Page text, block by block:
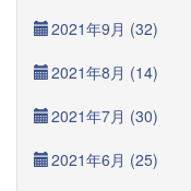
2021年9月 (32)
2021年8月 (14)
2021年7月 (30)
2021年6月 (25)